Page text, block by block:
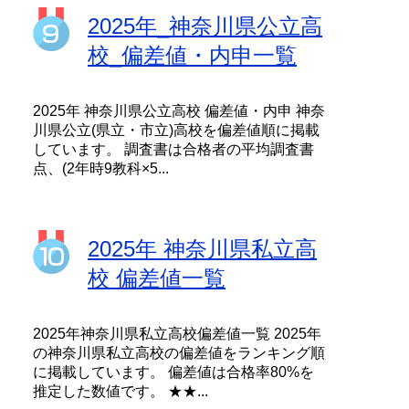
2025年_神奈川県公立高
校_偏差値・内申一覧
2025年 神奈川県公立高校 偏差値・内申 神奈
川県公立(県立・市立)高校を偏差値順に掲載
しています。 調査書は合格者の平均調査書
点、(2年時9教科×5...
2025年 神奈川県私立高
校 偏差値一覧
2025年神奈川県私立高校偏差値一覧 2025年
の神奈川県私立高校の偏差値をランキング順
に掲載しています。 偏差値は合格率80%を
推定した数値です。 ★★...